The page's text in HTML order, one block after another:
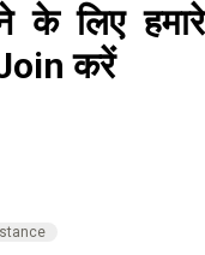
के लिए हमारे
करें